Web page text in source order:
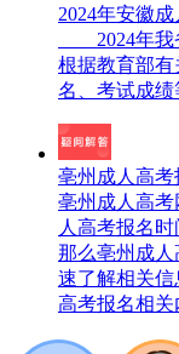
2024年安徽
2024年我省
根据教育部
名、考试成绩
亳州成人高考
亳州成人高考
人高考报名
那么亳州成
速了解相关信
高考报名相